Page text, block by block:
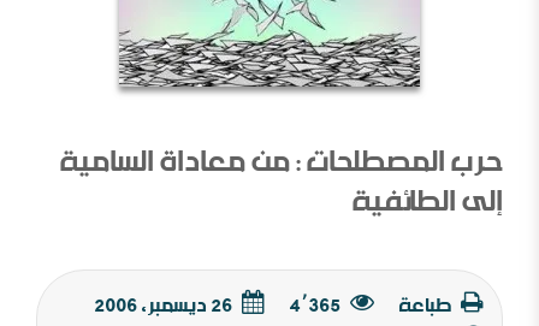
حرب المصطلحات : من معاداة السامية
إلى الطائفية
طباعة 4٬365